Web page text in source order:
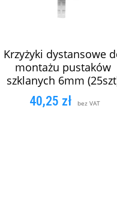
Krzyżyki dystansowe
montażu pustaków
szklanych 6mm
40,25 zł bez VAT